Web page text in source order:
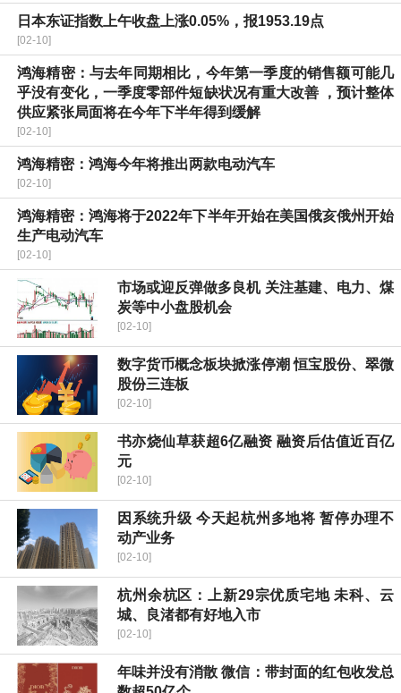
日本东证指数上午收盘上涨0.05%，报1953.19点
[02-10]
鸿海精密：与去年同期相比，今年第一季度的销售额可能几
乎没有变化，一季度零部件短缺状况有重大改善 ，预计整体
供应紧张局面将在今年下半年得到缓解
[02-10]
鸿海精密：鸿海今年将推出两款电动汽车
[02-10]
鸿海精密：鸿海将于2022年下半年开始在美国俄亥俄州开始
生产电动汽车
[02-10]
市场或迎反弹做多良机 关注基建、电力、煤
炭等中小盘股机会
[02-10]
数字货币概念板块掀涨停潮 恒宝股份、翠微
股份三连板
[02-10]
书亦烧仙草获超6亿融资 融资后估值近百亿
元
[02-10]
因系统升级 今天起杭州多地将 暂停办理不
动产业务
[02-10]
杭州余杭区：上新29宗优质宅地 未科、云
城、良渚都有好地入市
[02-10]
年味并没有消散 微信：带封面的红包收发总